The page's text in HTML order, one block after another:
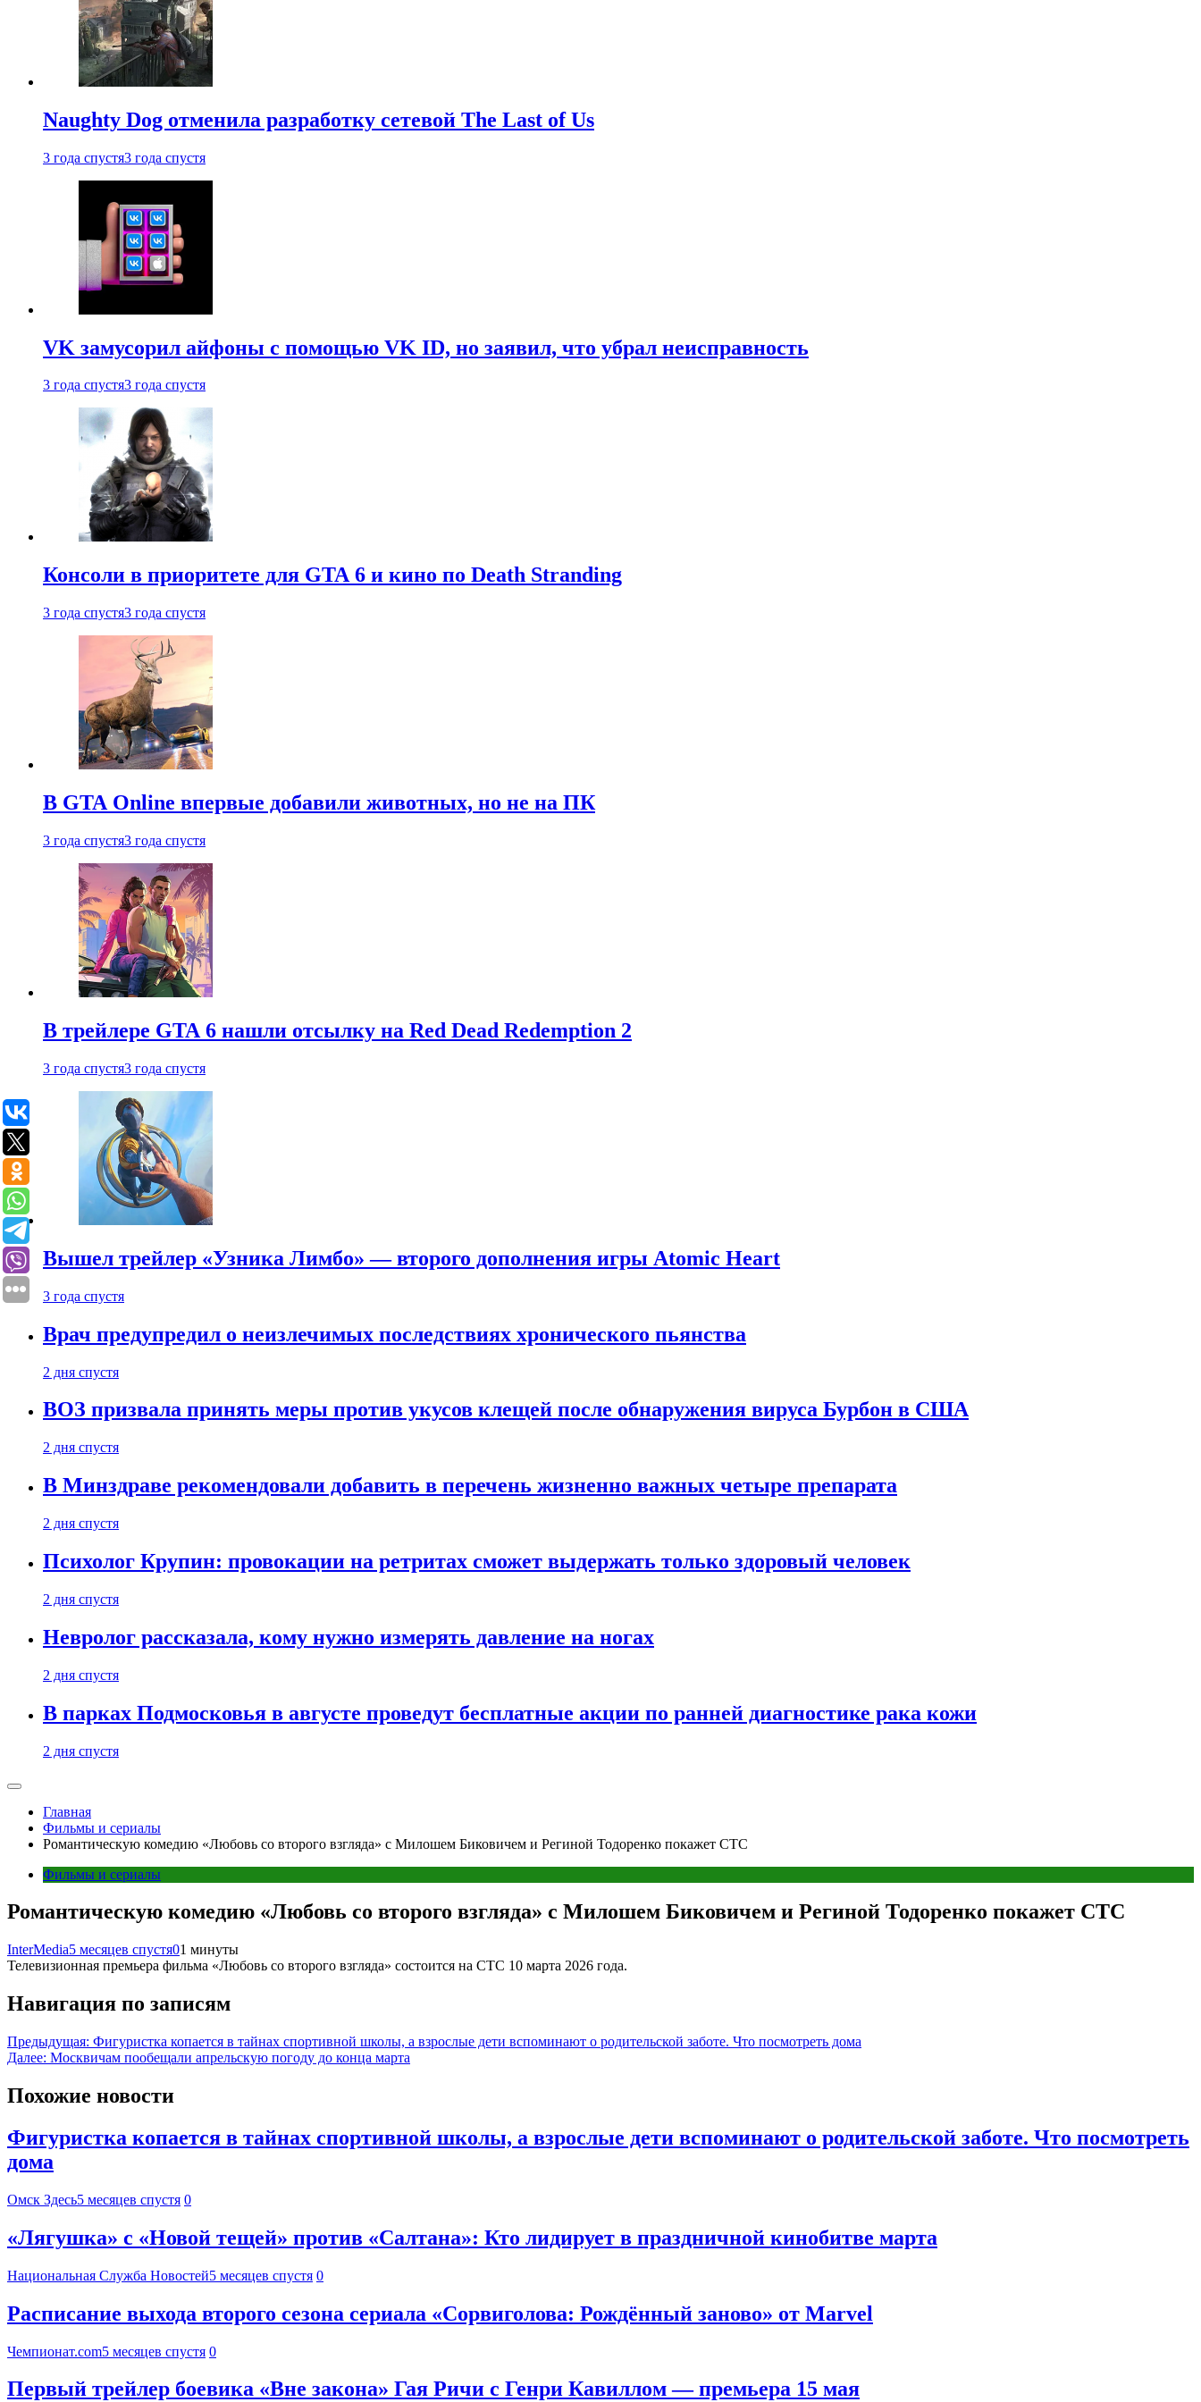
Naughty Dog отменила разработку сетевой The Last of Us
3 года спустя3 года спустя
VK замусорил айфоны с помощью VK ID, но заявил, что убрал неисправность
3 года спустя3 года спустя
Консоли в приоритете для GTA 6 и кино по Death Stranding
3 года спустя3 года спустя
В GTA Online впервые добавили животных, но не на ПК
3 года спустя3 года спустя
В трейлере GTA 6 нашли отсылку на Red Dead Redemption 2
3 года спустя3 года спустя
Вышел трейлер «Узника Лимбо» — второго дополнения игры Atomic Heart
3 года спустя
Врач предупредил о неизлечимых последствиях хронического пьянства
2 дня спустя
ВОЗ призвала принять меры против укусов клещей после обнаружения вируса Бурбон в США
2 дня спустя
В Минздраве рекомендовали добавить в перечень жизненно важных четыре препарата
2 дня спустя
Психолог Крупин: провокации на ретритах сможет выдержать только здоровый человек
2 дня спустя
Невролог рассказала, кому нужно измерять давление на ногах
2 дня спустя
В парках Подмосковья в августе проведут бесплатные акции по ранней диагностике рака кожи
2 дня спустя
Главная
Фильмы и сериалы
Романтическую комедию «Любовь со второго взгляда» с Милошем Биковичем и Региной Тодоренко покажет СТС
Фильмы и сериалы
Романтическую комедию «Любовь со второго взгляда» с Милошем Биковичем и Региной Тодоренко покажет СТС
InterMedia5 месяцев спустя01 минуты
Телевизионная премьера фильма «Любовь со второго взгляда» состоится на СТС 10 марта 2026 года.
Навигация по записям
Предыдущая: Фигуристка копается в тайнах спортивной школы, а взрослые дети вспоминают о родительской заботе. Что посмотреть дома
Далее: Москвичам пообещали апрельскую погоду до конца марта
Похожие новости
Фигуристка копается в тайнах спортивной школы, а взрослые дети вспоминают о родительской заботе. Что посмотреть
дома
Омск Здесь5 месяцев спустя 0
«Лягушка» с «Новой тещей» против «Салтана»: Кто лидирует в праздничной кинобитве марта
Национальная Служба Новостей5 месяцев спустя 0
Расписание выхода второго сезона сериала «Сорвиголова: Рождённый заново» от Marvel
Чемпионат.com5 месяцев спустя 0
Первый трейлер боевика «Вне закона» Гая Ричи с Генри Кавиллом — премьера 15 мая